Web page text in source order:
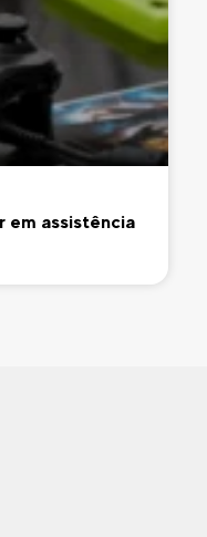
em assistência